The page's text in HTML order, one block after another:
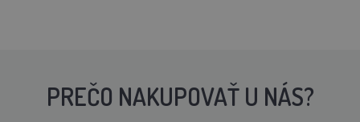
PREČO NAKUPOVAŤ U NÁS?